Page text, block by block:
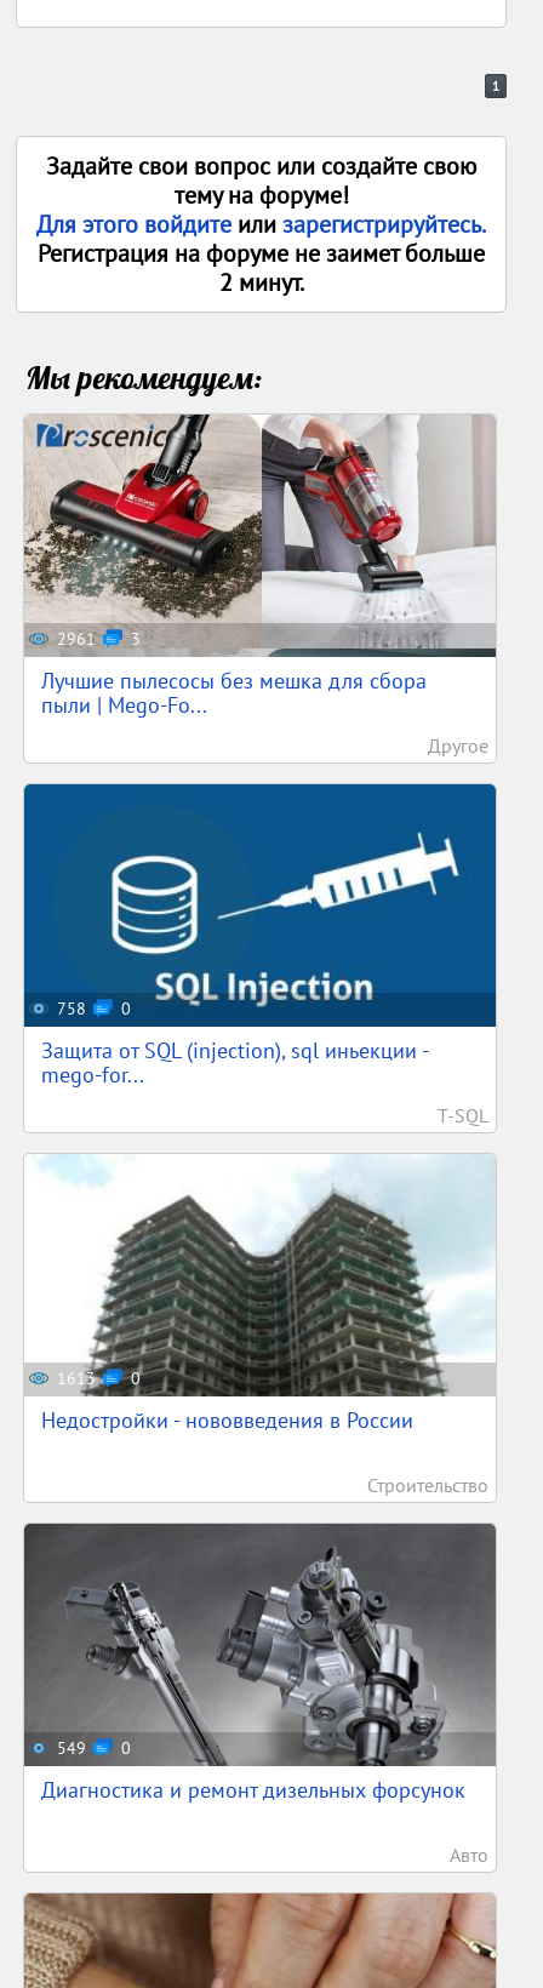
1
Задайте свои вопрос или создайте свою
тему на форуме!
Для этого войдите илизарегистрируйтесь.
Регистрация на форуме не заимет больше
2 минут.
Мы рекомендуем:
2961 3
Лучшие пылесосы без мешка для сбора
пыли | Mego-Fo...
Другое
758 0
Защита от SQL (injection), sql иньекции -
mego-for...
T-SQL
1613 0
Недостройки - нововведения в России
Строительство
549 0
Диагностика и ремонт дизельных форсунок
Авто